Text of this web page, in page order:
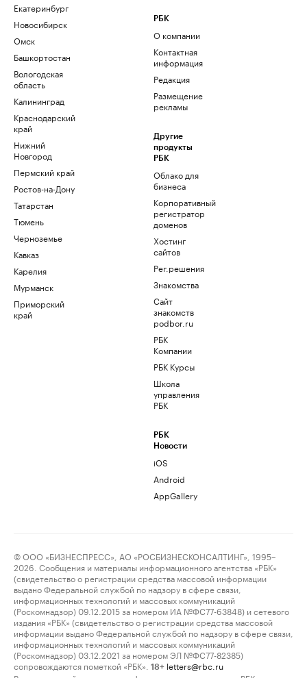
Екатеринбург
Новосибирск
Омск
Башкортостан
Вологодская
область
Калининград
Краснодарский
край
Нижний
Новгород
Пермский край
Ростов-на-Дону
Татарстан
Тюмень
Черноземье
Кавказ
Карелия
Мурманск
Приморский
край
РБК
О компании
Контактная
информация
Редакция
Размещение
рекламы
Другие
продукты
РБК
Облако для
бизнеса
Корпоративный
регистратор
доменов
Хостинг
сайтов
Рег.решения
Знакомства
Сайт
знакомств
podbor.ru
РБК
Компании
РБК Курсы
Школа
управления
РБК
РБК
Новости
iOS
Android
AppGallery
© ООО «БИЗНЕСПРЕСС», АО «РОСБИЗНЕСКОНСАЛТИНГ», 1995–
2026. Сообщения и материалы информационного агентства «РБК»
(свидетельство о регистрации средства массовой информации
выдано Федеральной службой по надзору в сфере связи,
информационных технологий и массовых коммуникаций
(Роскомнадзор) 09.12.2015 за номером ИА №ФС77-63848) и сетевого
издания «РБК» (свидетельство о регистрации средства массовой
информации выдано Федеральной службой по надзору в сфере связи,
информационных технологий и массовых коммуникаций
(Роскомнадзор) 03.12.2021 за номером ЭЛ №ФС77-82385)
сопровождаются пометкой «РБК».
18+ letters@rbc.ru